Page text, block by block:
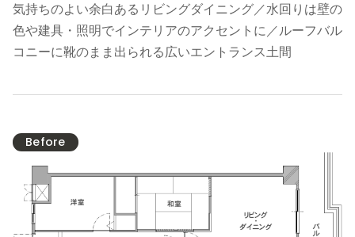
気持ちのよい余白あるリビングダイニング／水回りは壁の
色や建具・照明でインテリアのアクセントに／ルーフバル
コニーに靴のまま出られる広いエントランス土間
Before